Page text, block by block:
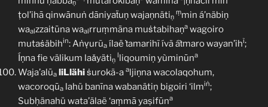
ṇ l
ṭol’ihā qinwānuṅ dāniyaẗuṇ wajaṇnätiṇ
ṃmin á’näbiṇ
waalzzaitūna waalrruṃmāna muṡtabihaṇa wagoiro
mutaṡäbihin: Aṅṿurũa ílaë ṫamarihĩ ívã áṫmaro wayan’ihĩ;
Íṇna fie välikum laǎyätiṇ
lliqoumiṇ yùminūna
Waja’alūa liLlähiṡurokã-a aljiṇna wacolaqohum,
wacoroqūa lahü banīna wabanätiņ bigoiri ‘ilmiṅ;
Subḥänahü wata’älaë ‘aṃmā yaṣifūna